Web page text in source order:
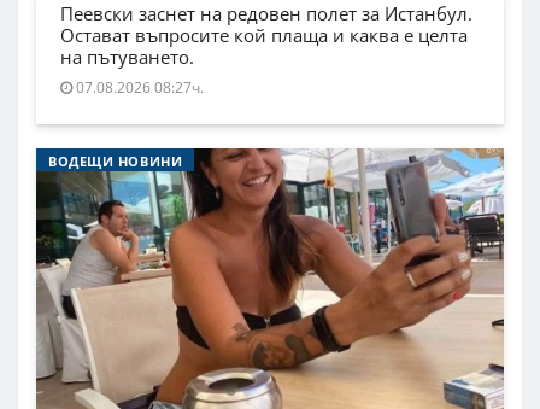
Пеевски заснет на редовен полет за Истанбул.
Остават въпросите кой плаща и каква е целта
на пътуването.
07.08.2026 08:27ч.
ВОДЕЩИ НОВИНИ